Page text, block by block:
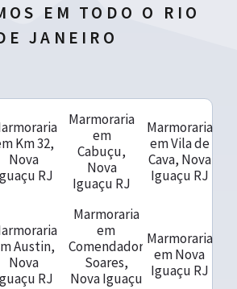
EM TODO O RIO
JANEIRO
Km 32,
Nova
RJ
Marmoraria
em
Cabuçu,
Nova
Iguaçu RJ
Marmoraria
em Vila de
Cava, Nova
Iguaçu RJ
Austin,
Nova
RJ
Marmoraria
em
Comendador
Soares,
Nova Iguaçu
Marmoraria
em Nova
Iguaçu RJ